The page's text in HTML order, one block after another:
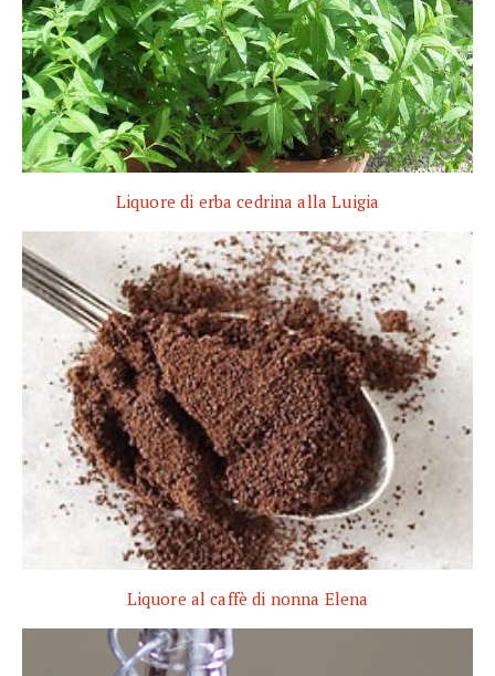
Liquore di erba cedrina alla Luigia
Liquore al caffè di nonna Elena